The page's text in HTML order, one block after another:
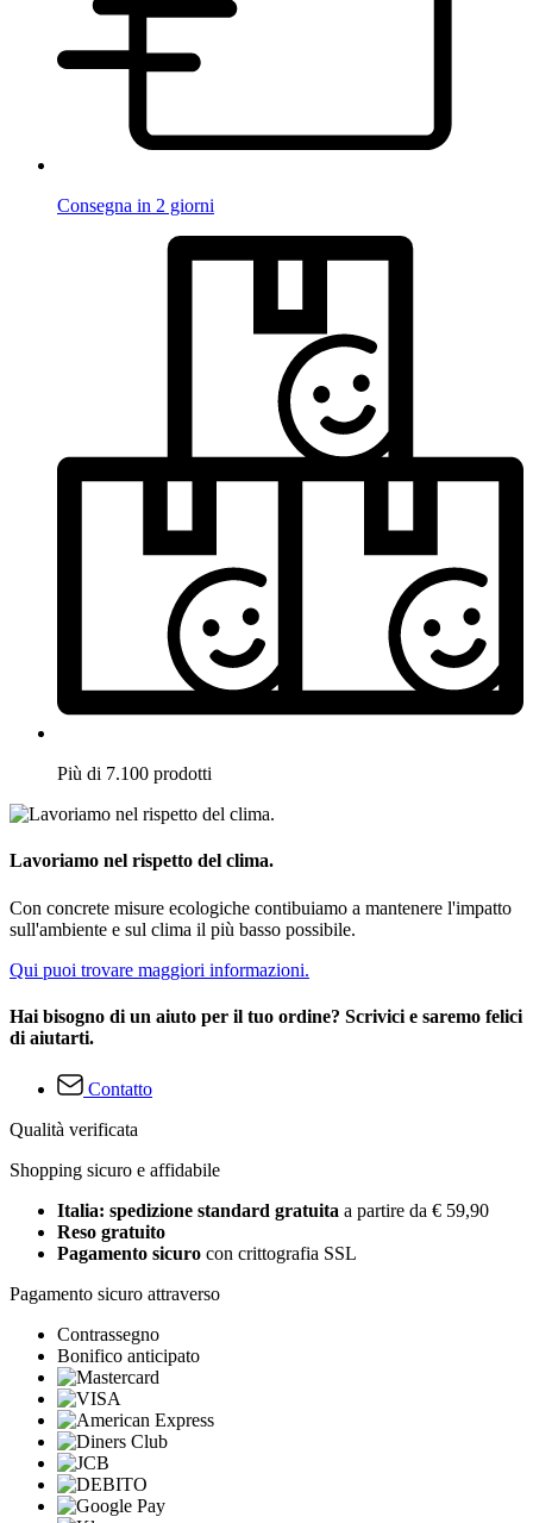
Consegna in 2 giorni
Più di 7.100 prodotti
Lavoriamo nel rispetto del clima.
Con concrete misure ecologiche contibuiamo a mantenere l'impatto
sull'ambiente e sul clima il più basso possibile.
Qui puoi trovare maggiori informazioni.
Hai bisogno di un aiuto per il tuo ordine? Scrivici e saremo felici
di aiutarti.
Contatto
Qualità verificata
Shopping sicuro e affidabile
Italia: spedizione standard gratuita a partire da € 59,90
Reso gratuito
Pagamento sicuro con crittografia SSL
Pagamento sicuro attraverso
Contrassegno
Bonifico anticipato